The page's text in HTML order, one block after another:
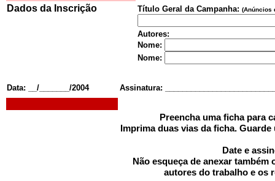
Dados da Inscrição Título Geral da Campanha: (Anúncios
Autores:
Nome:
Nome:
Data: __/_______/2004 Assinatura:
Preencha uma ficha para
Imprima duas vias da ficha.
Date e
Não esqueça de anexar
autores do trabalho e os